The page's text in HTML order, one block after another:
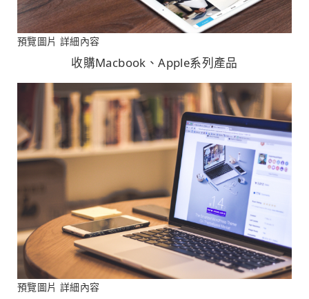
預覽圖片 詳細內容
收購Macbook、Apple系列產品
預覽圖片 詳細內容